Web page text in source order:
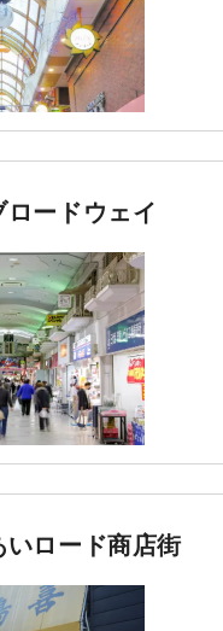
ロードウェイ
いロード商店街